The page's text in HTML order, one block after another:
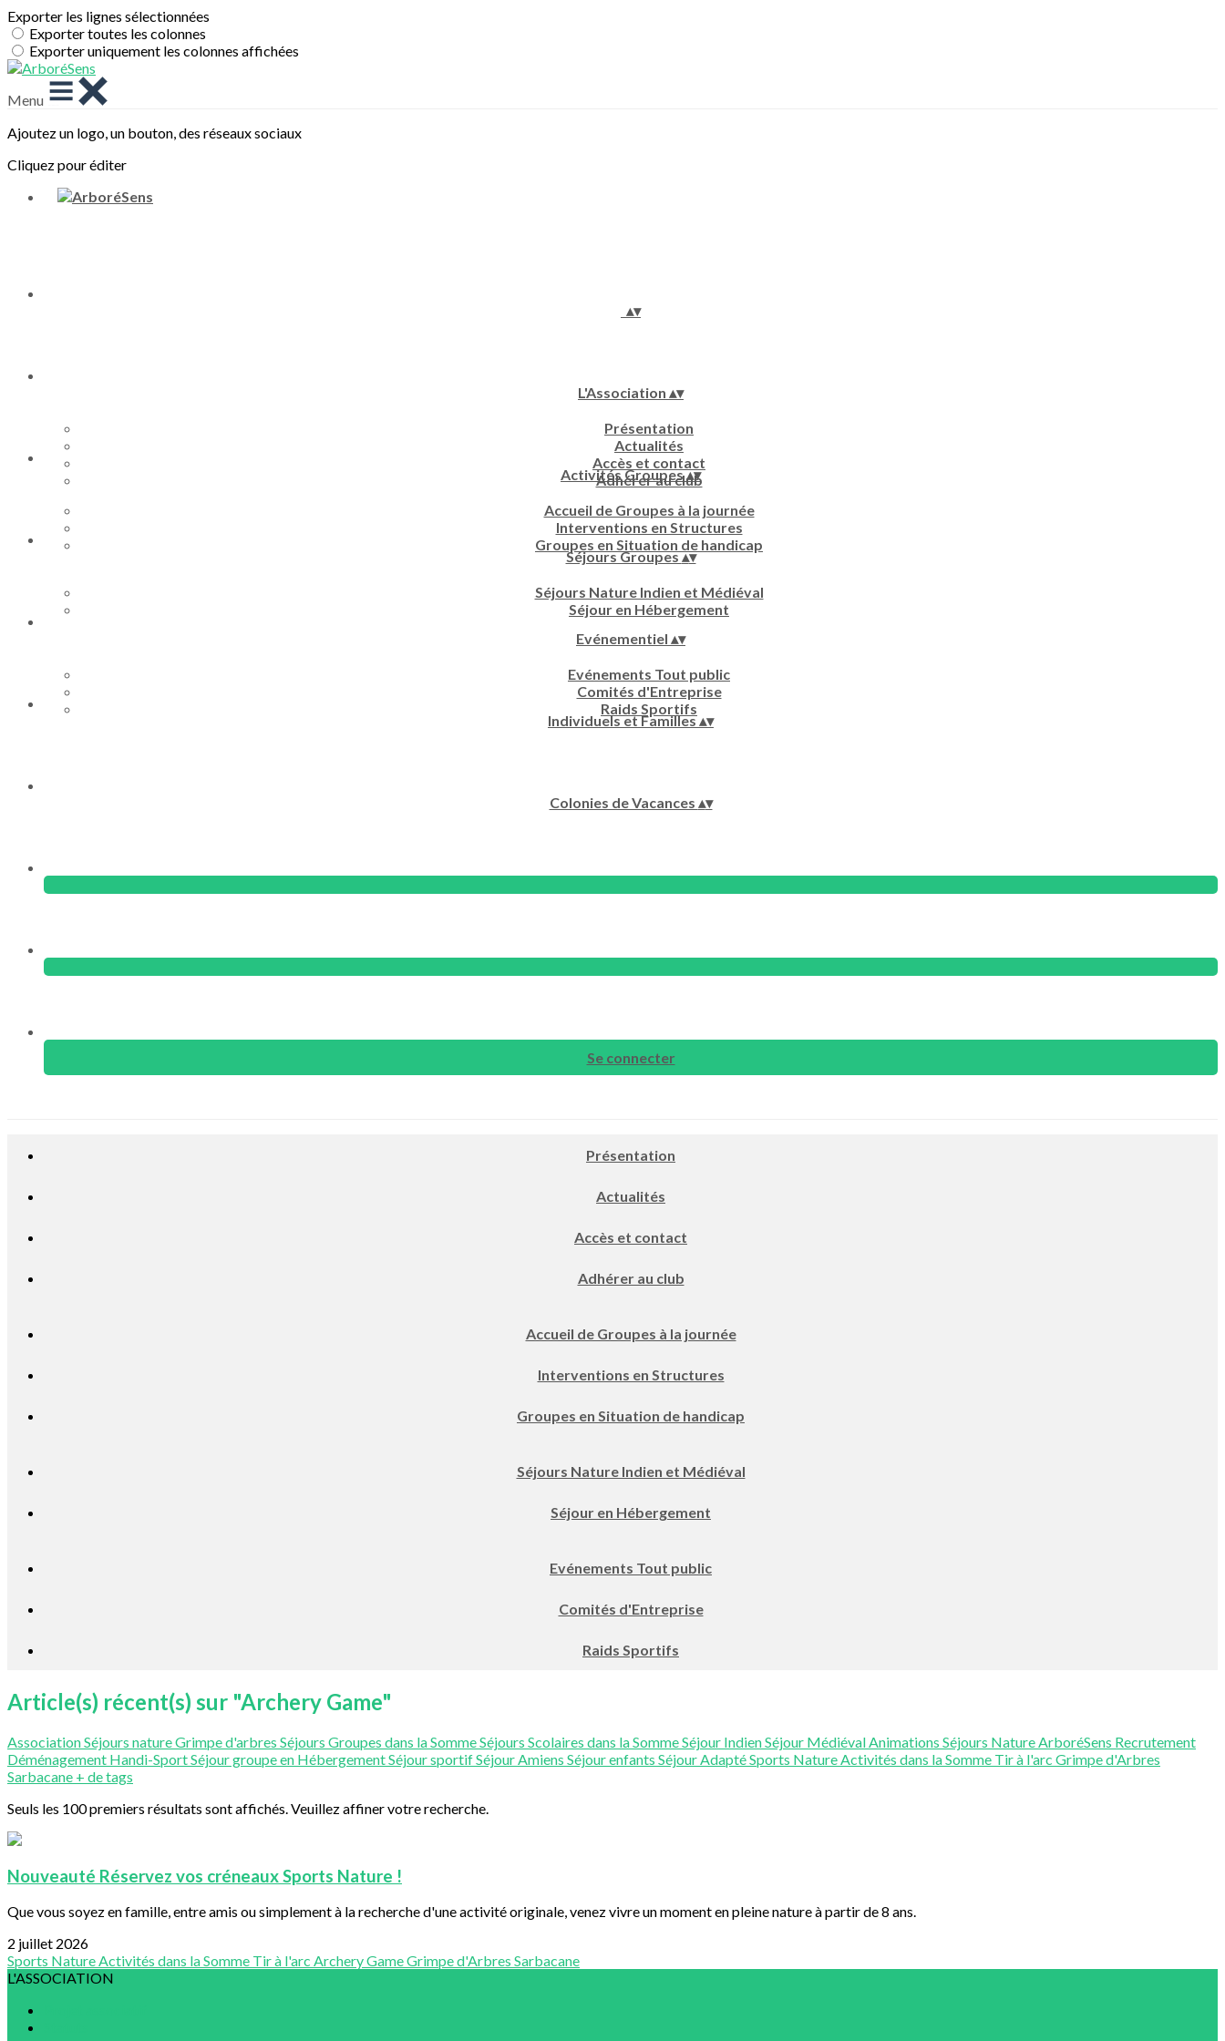
Exporter les lignes sélectionnées
Exporter toutes les colonnes
Exporter uniquement les colonnes affichées
Menu
Ajoutez un logo, un bouton, des réseaux sociaux
Cliquez pour éditer
▴▾
L'Association ▴▾
Présentation
Actualités
Accès et contact
Adhérer au club
Activités Groupes▴▾
Accueil de Groupes à la journée
Interventions en Structures
Groupes en Situation de handicap
Séjours Groupes▴▾
Séjours Nature Indien et Médiéval
Séjour en Hébergement
Evénementiel ▴▾
Evénements Tout public
Comités d'Entreprise
Raids Sportifs
Individuels et Familles▴▾
Colonies de Vacances ▴▾
Se connecter
Présentation
Actualités
Accès et contact
Adhérer au club
Accueil de Groupes à la journée
Interventions en Structures
Groupes en Situation de handicap
Séjours Nature Indien et Médiéval
Séjour en Hébergement
Evénements Tout public
Comités d'Entreprise
Raids Sportifs
Article(s) récent(s) sur "Archery Game"
AssociationSéjours natureGrimpe d'arbres Séjours Groupes dans la SommeSéjours Scolaires dans la SommeSéjour IndienSéjour MédiévalAnimations Séjours NatureArboréSens Recrutement
Déménagement Handi-SportSéjour groupe en HébergementSéjour sportifSéjour Amiens Séjour enfants Séjour AdaptéSports NatureActivités dans la Somme Tir à l'arc Grimpe d'Arbres
Sarbacane + de tags
Seuls les 100 premiers résultats sont affichés. Veuillez affiner votre recherche.
Nouveauté Réservez vos créneaux Sports Nature !
Que vous soyez en famille, entre amis ou simplement à la recherche d'une activité originale, venez vivre un moment en pleine nature à partir de 8 ans.
2 juillet 2026
Sports NatureActivités dans la Somme Tir à l'arc Archery GameGrimpe d'Arbres Sarbacane
L'ASSOCIATION